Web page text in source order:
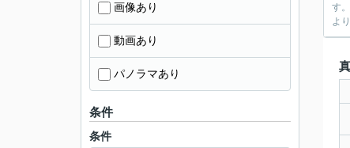
す。 【休業期間】 2026年6月22日（月）～2026年6月26日（金） 休業期間中にいただきましたお問い合わせにつきましては、2026年6月27日（土）
画像あり
動画あり
パノラマあり
条件
条件